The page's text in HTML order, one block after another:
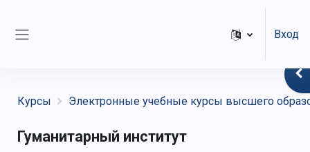
Вход
Курсы Электронные учебные курсы высшего
Гуманитарный институт